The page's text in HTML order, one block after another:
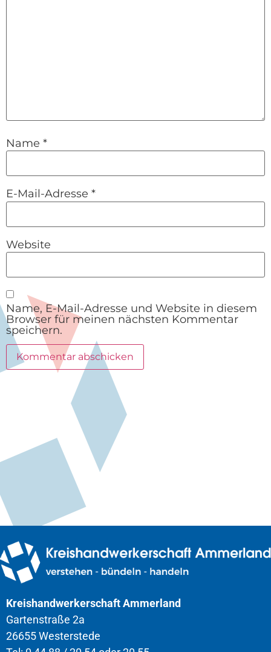
Name *
E-Mail-Adresse *
Website
Name, E-Mail-Adresse und Website in diesem
Browser für meinen nächsten Kommentar
speichern.
Kreishandwerkerschaft Ammerland
Gartenstraße 2a
26655 Westerstede